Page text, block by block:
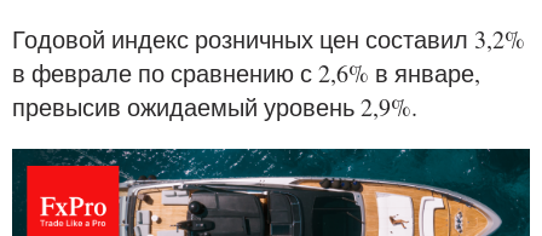
Годовой индекс розничных цен составил 3,2%
в феврале по сравнению с 2,6% в январе,
превысив ожидаемый уровень 2,9%.